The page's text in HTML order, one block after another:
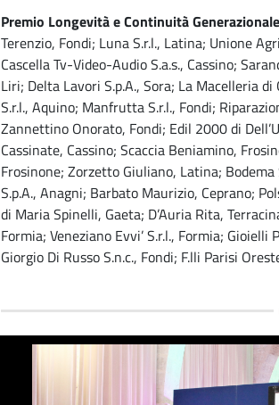
Premio Longevità e Continuità
Terenzio, Fondi; Luna S.r.l., Latina; Unione
Cascella Tv-Video-Audio S.a.s., Cassino;
Liri; Delta Lavori S.p.A., Sora; La Macelleria
S.r.l., Aquino; Manfrutta S.r.l., Fondi;
Zannettino Onorato, Fondi; Edil 2000 di
Cassinate, Cassino; Scaccia Beniamino,
Frosinone; Zorzetto Giuliano, Latina;
S.p.A., Anagni; Barbato Maurizio, Ceprano;
di Maria Spinelli, Gaeta; D’Auria Rita,
Formia; Veneziano Evvi’ S.r.l., Formia;
Giorgio Di Russo S.n.c., Fondi; F.lli Parisi